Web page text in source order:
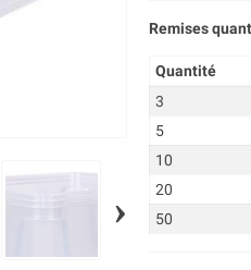
›
Remises
Quantité
3
5
10
20
50